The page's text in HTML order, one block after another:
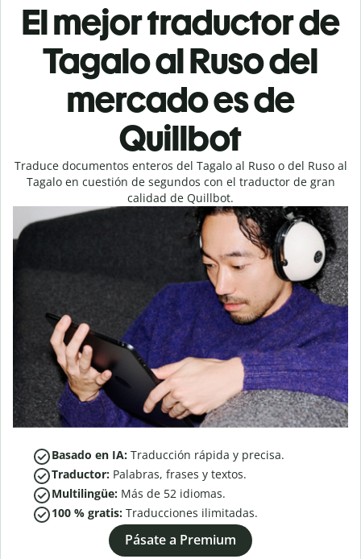
El mejor traductor de
Tagalo al Ruso del
mercado es de
Quillbot
Traduce documentos enteros del Tagalo al Ruso o del Ruso al
Tagalo en cuestión de segundos con el traductor de gran
calidad de Quillbot.
Basado en IA: Traducción rápida y precisa.
Traductor: Palabras, frases y textos.
Multilingüe: Más de 52 idiomas.
100 % gratis: Traducciones ilimitadas.
Pásate a Premium